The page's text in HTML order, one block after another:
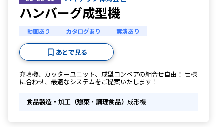
ハンバーグ成型機
動画あり カタログあり 実演あり
あとで見る
充填機、カッターユニット、成型コンベアの組合せ自由！ 仕様
に合わせ、最適なシステムをご提案いたします！
食品製造・加工（惣菜・調理食品） 成形機